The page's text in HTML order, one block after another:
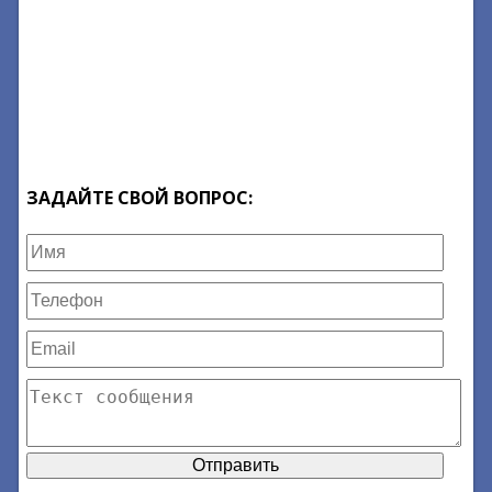
ЗАДАЙТЕ СВОЙ ВОПРОС: